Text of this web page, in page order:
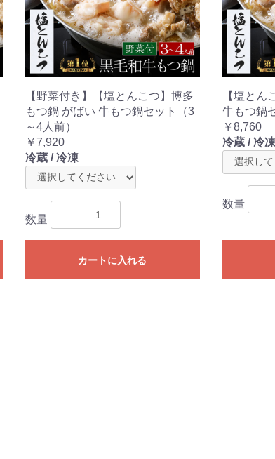
【野菜付き】【塩とんこつ】博多
もつ鍋 がばい 牛もつ鍋セット（3
～4人前）
￥7,920
冷蔵 / 冷凍
数量
カートに入れる
【塩とん
牛もつ鍋
￥8,760
冷蔵 / 冷凍
数量